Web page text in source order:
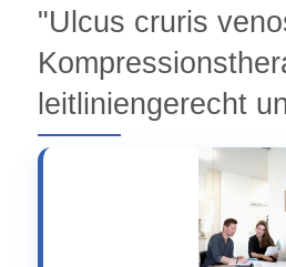
"Ulcus cruris
leitliniengerecht